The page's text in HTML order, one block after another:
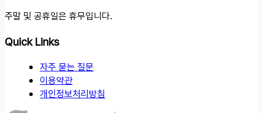
주말 및 공휴일은 휴무입니다.
Quick Links
자주 묻는 질문
이용약관
개인정보처리방침